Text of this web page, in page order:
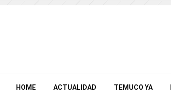
HOME ACTUALIDAD TEMUCO YA